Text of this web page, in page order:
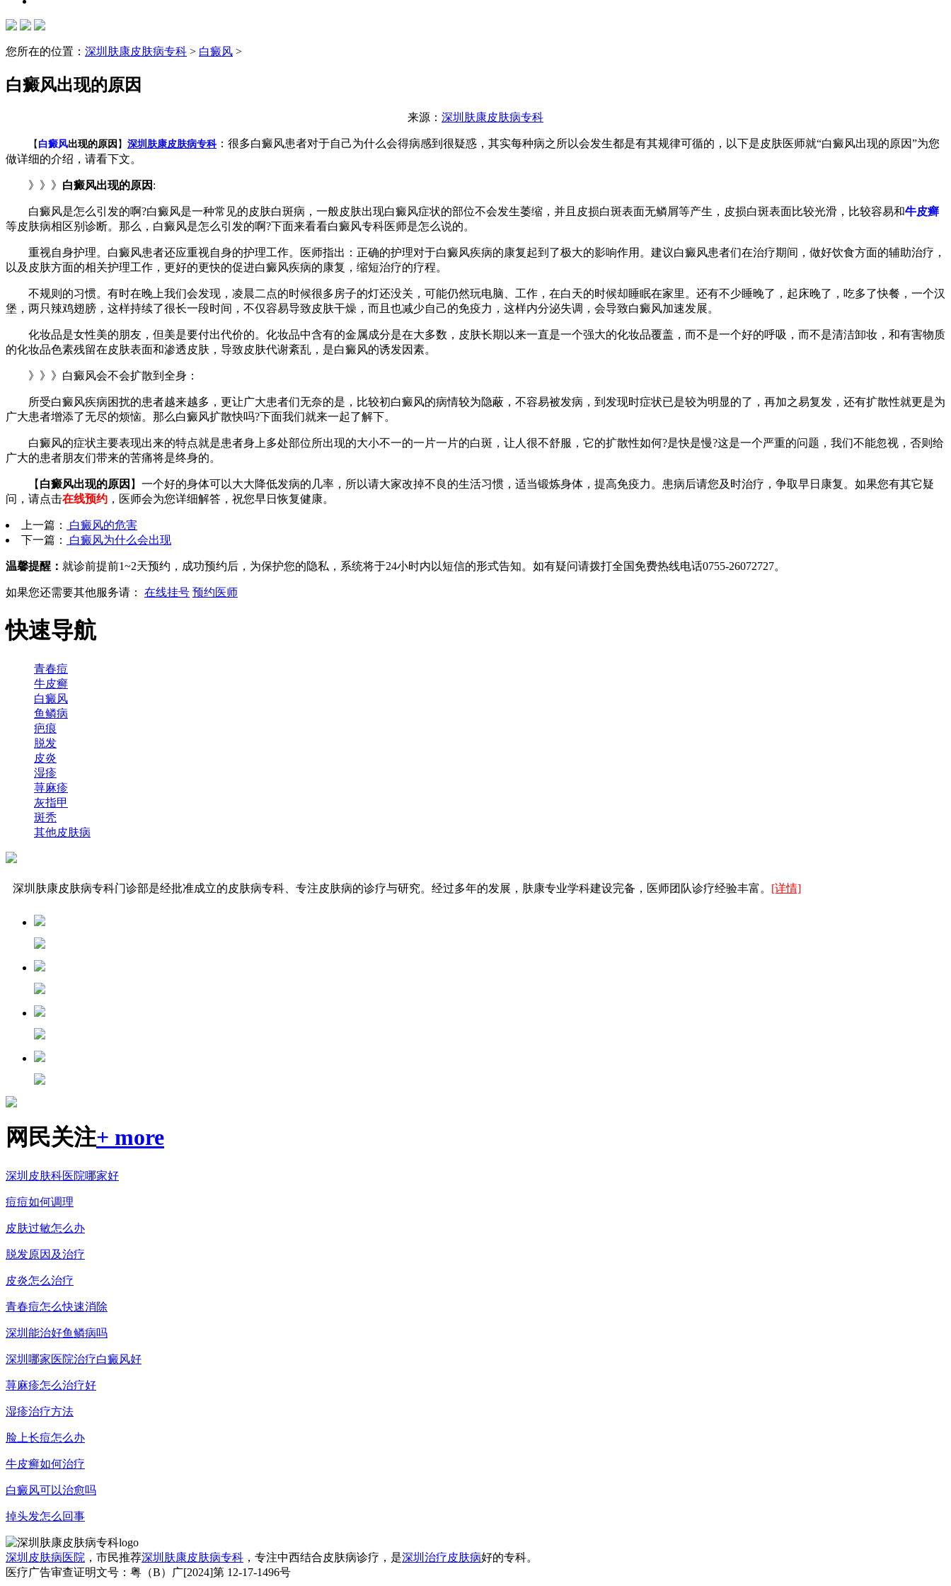
您所在的位置： 深圳肤康皮肤病专科 > 白癜风 >
白癜风出现的原因
来源： 深圳肤康皮肤病专科
【 白癜风出现的原因 】 深圳肤康皮肤病专科：很多白癜风患者对于自己为什么会得病感到很疑惑，其实每种病之所以会发生都是有其规律可循的，以下是皮肤医师就“白癜风出现的原因”为您
做详细的介绍，请看下文。
》》》 白癜风出现的原因 :
白癜风是怎么引发的啊?白癜风是一种常见的皮肤白斑病，一般皮肤出现白癜风症状的部位不会发生萎缩，并且皮损白斑表面无鳞屑等产生，皮损白斑表面比较光滑，比较容易和牛皮癣
等皮肤病相区别诊断。那么，白癜风是怎么引发的啊?下面来看看白癜风专科医师是怎么说的。
重视自身护理。白癜风患者还应重视自身的护理工作。医师指出：正确的护理对于白癜风疾病的康复起到了极大的影响作用。建议白癜风患者们在治疗期间，做好饮食方面的辅助治疗，
以及皮肤方面的相关护理工作，更好的更快的促进白癜风疾病的康复，缩短治疗的疗程。
不规则的习惯。有时在晚上我们会发现，凌晨二点的时候很多房子的灯还没关，可能仍然玩电脑、工作，在白天的时候却睡眠在家里。还有不少睡晚了，起床晚了，吃多了快餐，一个汉
堡，两只辣鸡翅膀，这样持续了很长一段时间，不仅容易导致皮肤干燥，而且也减少自己的免疫力，这样内分泌失调，会导致白癜风加速发展。
化妆品是女性美的朋友，但美是要付出代价的。化妆品中含有的金属成分是在大多数，皮肤长期以来一直是一个强大的化妆品覆盖，而不是一个好的呼吸，而不是清洁卸妆，和有害物质
的化妆品色素残留在皮肤表面和渗透皮肤，导致皮肤代谢紊乱，是白癜风的诱发因素。
》》》白癜风会不会扩散到全身：
所受白癜风疾病困扰的患者越来越多，更让广大患者们无奈的是，比较初白癜风的病情较为隐蔽，不容易被发病，到发现时症状已是较为明显的了，再加之易复发，还有扩散性就更是为
广大患者增添了无尽的烦恼。那么白癜风扩散快吗?下面我们就来一起了解下。
白癜风的症状主要表现出来的特点就是患者身上多处部位所出现的大小不一的一片一片的白斑，让人很不舒服，它的扩散性如何?是快是慢?这是一个严重的问题，我们不能忽视，否则给
广大的患者朋友们带来的苦痛将是终身的。
【 白癜风出现的原因 】一个好的身体可以大大降低发病的几率，所以请大家改掉不良的生活习惯，适当锻炼身体，提高免疫力。患病后请您及时治疗，争取早日康复。如果您有其它疑
问，请点击在线预约 ，医师会为您详细解答，祝您早日恢复健康。
上一篇：
白癜风的危害
下一篇：
白癜风为什么会出现
温馨提醒： 就诊前提前1~2天预约，成功预约后，为保护您的隐私，系统将于24小时内以短信的形式告知。如有疑问请拨打全国免费热线电话0755-26072727。
如果您还需要其他服务请： 在线挂号 预约医师
快速导航
青春痘
牛皮癣
白癜风
鱼鳞病
疤痕
脱发
皮炎
湿疹
荨麻疹
灰指甲
斑秃
其他皮肤病
深圳肤康皮肤病专科门诊部是经批准成立的皮肤病专科、专注皮肤病的诊疗与研究。经过多年的发展，肤康专业学科建设完备，医师团队诊疗经验丰富。 [详情]
网民关注+ more
深圳皮肤科医院哪家好
痘痘如何调理
皮肤过敏怎么办
脱发原因及治疗
皮炎怎么治疗
青春痘怎么快速消除
深圳能治好鱼鳞病吗
深圳哪家医院治疗白癜风好
荨麻疹怎么治疗好
湿疹治疗方法
脸上长痘怎么办
牛皮癣如何治疗
白癜风可以治愈吗
掉头发怎么回事
深圳皮肤病医院 ，市民推荐深圳肤康皮肤病专科 ，专注中西结合皮肤病诊疗，是深圳治疗皮肤病好的专科。
医疗广告审查证明文号：粤（B）广[2024]第 12-17-1496号